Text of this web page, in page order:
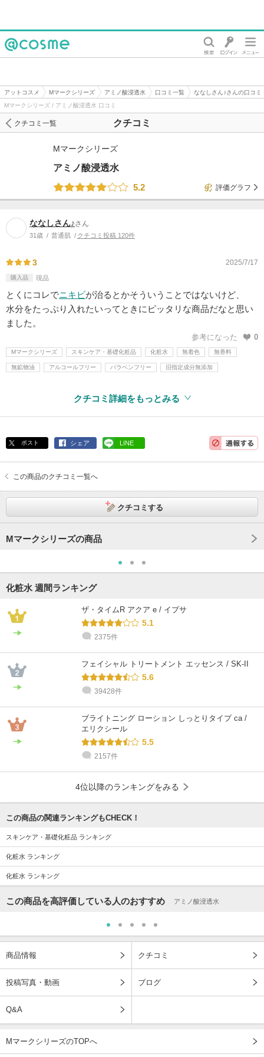
アットコスメ Mマークシリーズ アミノ酸浸透水 口コミ一覧
ななしさん♪さんの口コミ
Mマークシリーズ / アミノ酸浸透水 口コミ
クチコミ
クチコミ一覧
Mマークシリーズ
アミノ酸浸透水
5.2
評価グラフ
ななしさん♪さん
31歳 普通肌 クチコミ投稿 120件
3 2025/7/17
購入品 現品
とくにコレでニキビが治るとかそういうことではないけど、
水分をたっぷり入れたいってときにピッタリな商品だなと思い
ました。
参考になった 0
Mマークシリーズ スキンケア・基礎化粧品 化粧水 無着色 無香料
無鉱物油 アルコールフリー パラベンフリー 旧指定成分無添加
クチコミ詳細をもっとみる
ポスト シェア LINE
この商品のクチコミ一覧へ
クチコミする
Mマークシリーズの商品
化粧水 週間ランキング
ザ・タイムR アクア e / イプサ
5.1
2375件
フェイシャル トリートメント エッセンス / SK-II
5.6
39428件
ブライトニング ローション しっとりタイプ ca /
エリクシール
5.5
2157件
4位以降のランキングをみる
この商品の関連ランキングもCHECK！
スキンケア・基礎化粧品 ランキング
化粧水 ランキング
化粧水 ランキング
この商品を高評価している人のおすすめ アミノ酸浸透水
商品情報 クチコミ
投稿写真・動画 ブログ
Q&A
MマークシリーズのTOPへ